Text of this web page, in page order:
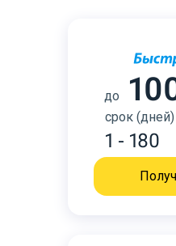
до
срок (дней)
1 - 180